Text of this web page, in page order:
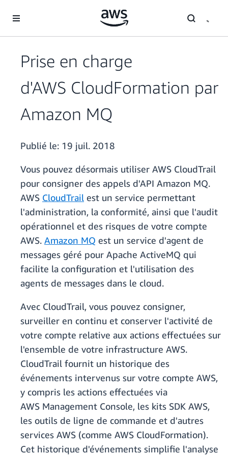
Prise en charge
d'AWS CloudFormation par
Amazon MQ
Publié le: 19 juil. 2018
Vous pouvez désormais utiliser AWS CloudTrail
pour consigner des appels d'API Amazon MQ.
AWS CloudTrail est un service permettant
l'administration, la conformité, ainsi que l'audit
opérationnel et des risques de votre compte
AWS. Amazon MQ est un service d'agent de
messages géré pour Apache ActiveMQ qui
facilite la configuration et l'utilisation des
agents de messages dans le cloud.
Avec CloudTrail, vous pouvez consigner,
surveiller en continu et conserver l'activité de
votre compte relative aux actions effectuées sur
l'ensemble de votre infrastructure AWS.
CloudTrail fournit un historique des
événements intervenus sur votre compte AWS,
y compris les actions effectuées via
AWS Management Console, les kits SDK AWS,
les outils de ligne de commande et d'autres
services AWS (comme AWS CloudFormation).
Cet historique d'événements simplifie l'analyse